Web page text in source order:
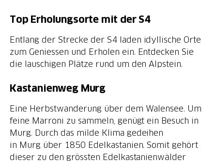
Top Erholungsorte mit der S4
Entlang der Strecke der S4 laden idyllische Orte
zum Geniessen und Erholen ein. Entdecken Sie
die lauschigen Plätze rund um den Alpstein.
Kastanienweg Murg
Eine Herbstwanderung über dem Walensee. Um
feine Marroni zu sammeln, genügt ein Besuch in
Murg. Durch das milde Klima gedeihen
in Murg über 1850 Edelkastanien. Somit gehört
dieser zu den grössten Edelkastanienwälder